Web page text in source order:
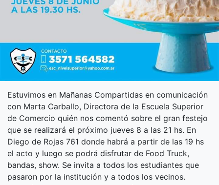
Estuvimos en Mañanas Compartidas en comunicación
con Marta Carballo, Directora de la Escuela Superior
de Comercio quién nos comentó sobre el gran festejo
que se realizará el próximo jueves 8 a las 21 hs. En
Diego de Rojas 761 donde habrá a partir de las 19 hs
el acto y luego se podrá disfrutar de Food Truck,
bandas, show. Se invita a todos los estudiantes que
pasaron por la institución y a todos los vecinos.